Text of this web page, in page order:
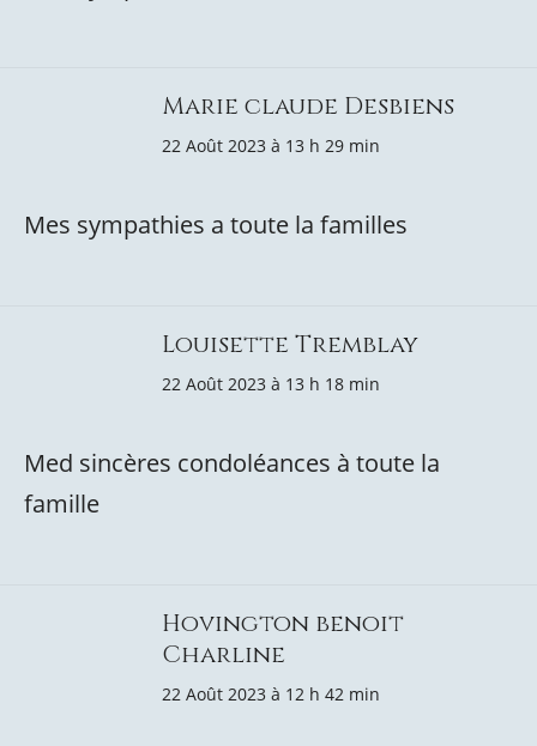
Marie claude Desbiens
22 Août 2023 à 13 h 29 min
Mes sympathies a toute la familles
Louisette Tremblay
22 Août 2023 à 13 h 18 min
Med sincères condoléances à toute la
famille
Hovington benoit
Charline
22 Août 2023 à 12 h 42 min